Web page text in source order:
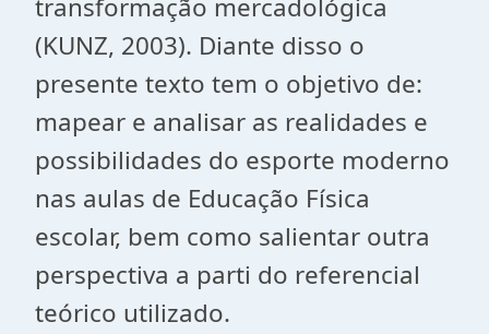
transformação mercadológica
(KUNZ, 2003). Diante disso o
presente texto tem o objetivo de:
mapear e analisar as realidades e
possibilidades do esporte moderno
nas aulas de Educação Física
escolar, bem como salientar outra
perspectiva a parti do referencial
teórico utilizado.